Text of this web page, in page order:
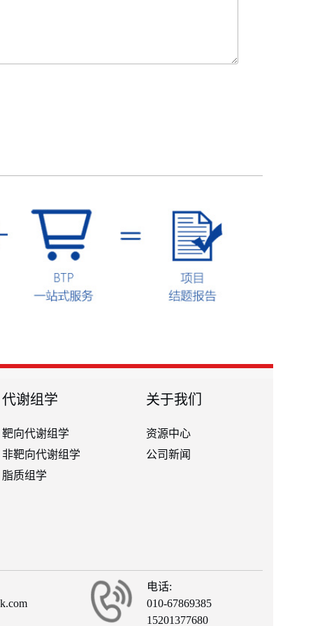
代谢组学
靶向代谢组学
非靶向代谢组学
脂质组学
关于我们
资源中心
公司新闻
电话:
010-67869385
15201377680